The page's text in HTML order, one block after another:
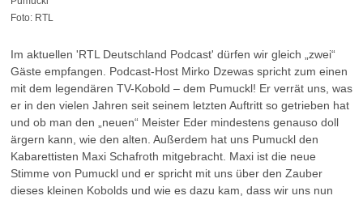
Foto: RTL
Im aktuellen 'RTL Deutschland Podcast' dürfen wir gleich „zwei“
Gäste empfangen. Podcast-Host Mirko Dzewas spricht zum einen
mit dem legendären TV-Kobold – dem Pumuckl! Er verrät uns, was
er in den vielen Jahren seit seinem letzten Auftritt so getrieben hat
und ob man den „neuen“ Meister Eder mindestens genauso doll
ärgern kann, wie den alten. Außerdem hat uns Pumuckl den
Kabarettisten Maxi Schafroth mitgebracht. Maxi ist die neue
Stimme von Pumuckl und er spricht mit uns über den Zauber
dieses kleinen Kobolds und wie es dazu kam, dass wir uns nun